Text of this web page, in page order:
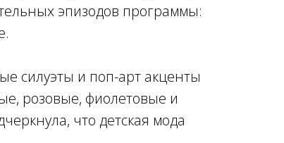
эпизодов программы:
силуэты и поп-арт акценты
розовые, фиолетовые и
что детская мода